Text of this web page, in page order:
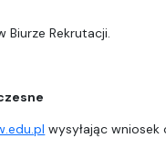
Rekrutacji.
wysyłając wniosek